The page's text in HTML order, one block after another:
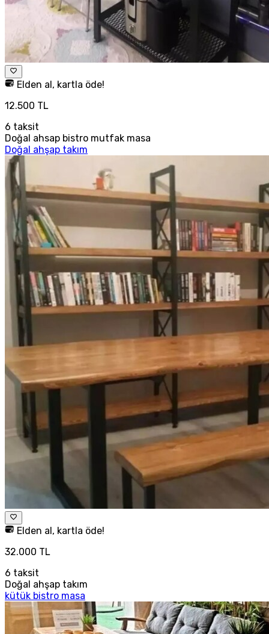
Elden al, kartla öde!
12.500 TL
6 taksit
Doğal ahsap bistro mutfak masa
Doğal ahşap takım
Elden al, kartla öde!
32.000 TL
6 taksit
Doğal ahşap takım
kütük bistro masa